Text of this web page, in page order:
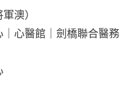
澳）
心醫館｜劍橋聯合醫務